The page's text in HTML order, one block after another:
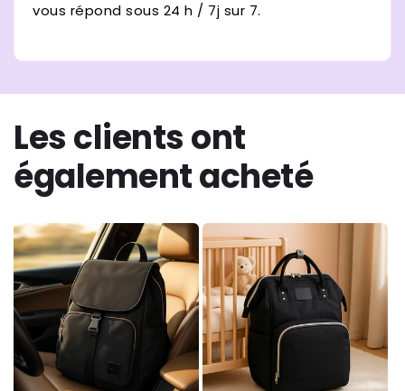
vous répond sous 24 h / 7j sur 7.
Les clients ont
également acheté